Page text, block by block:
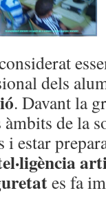
dels
. Davant la
de la
estar
es fa